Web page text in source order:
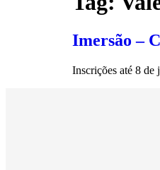
Imersão –
Inscrições até 8 de